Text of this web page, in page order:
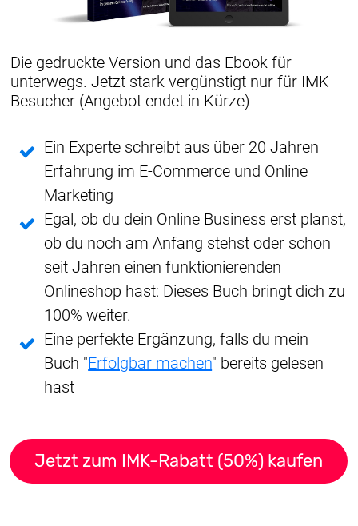
Die gedruckte Version und das Ebook für
unterwegs. Jetzt stark vergünstigt nur für IMK
Besucher (Angebot endet in Kürze)
Ein Experte schreibt aus über 20 Jahren
Erfahrung im E-Commerce und Online
Marketing
Egal, ob du dein Online Business erst planst,
ob du noch am Anfang stehst oder schon
seit Jahren einen funktionierenden
Onlineshop hast: Dieses Buch bringt dich zu
100% weiter.
Eine perfekte Ergänzung, falls du mein
Buch "Erfolgbar machen" bereits gelesen
hast
Jetzt zum IMK-Rabatt (50%) kaufen